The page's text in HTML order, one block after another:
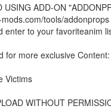
USING ADD-ON
tools/addonprops
enter to your favoriteanim
for more exclusive
Victims
WITHOUT